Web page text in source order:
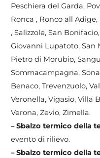
Peschiera del Garda,
Ronca , Ronco all
, Salizzole, San
Giovanni Lupatoto, San
Pietro di Morubio,
Sommacampagna,
Benaco, Trevenzuolo,
Veronella, Vigasio, Villa
Verona, Zevio, Zimella.
– Sbalzo termico della
evento di rilievo.
– Sbalzo termico della